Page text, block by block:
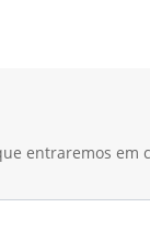
entraremos em